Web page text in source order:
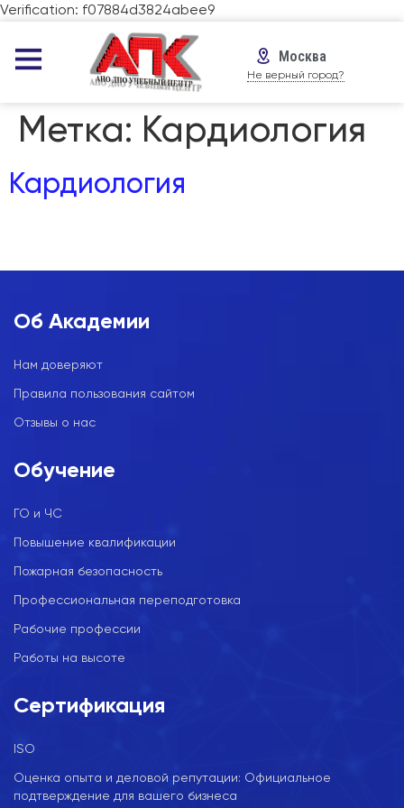
Verification: f07884d3824abee9
Москва
Не верный город?
Метка: Кардиология
Кардиология
Об Академии
Нам доверяют
Правила пользования сайтом
Отзывы о нас
Обучение
ГО и ЧС
Повышение квалификации
Пожарная безопасность
Профессиональная переподготовка
Рабочие профессии
Работы на высоте
Сертификация
ISO
Оценка опыта и деловой репутации: Официальное
подтверждение для вашего бизнеса